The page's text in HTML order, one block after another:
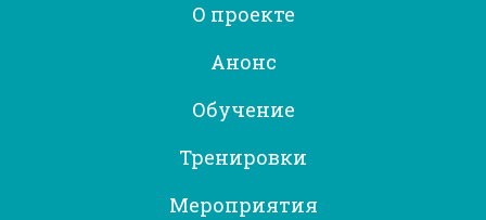
О проекте
Анонс
Обучение
Тренировки
Мероприятия